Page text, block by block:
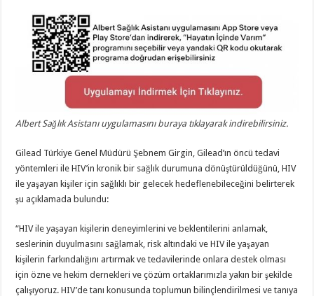
Albert Sağlık Asistanı uygulamasını buraya tıklayarak indirebilirsiniz.
Gilead Türkiye Genel Müdürü Şebnem Girgin, Gilead’ın öncü tedavi
yöntemleri ile HIV’in kronik bir sağlık durumuna dönüştürüldüğünü, HIV
ile yaşayan kişiler için sağlıklı bir gelecek hedeflenebileceğini belirterek
şu açıklamada bulundu:
“HIV ile yaşayan kişilerin deneyimlerini ve beklentilerini anlamak,
seslerinin duyulmasını sağlamak, risk altındaki ve HIV ile yaşayan
kişilerin farkındalığını artırmak ve tedavilerinde onlara destek olması
için özne ve hekim dernekleri ve çözüm ortaklarımızla yakın bir şekilde
çalışıyoruz. HIV’de tanı konusunda toplumun bilinçlendirilmesi ve tanıya